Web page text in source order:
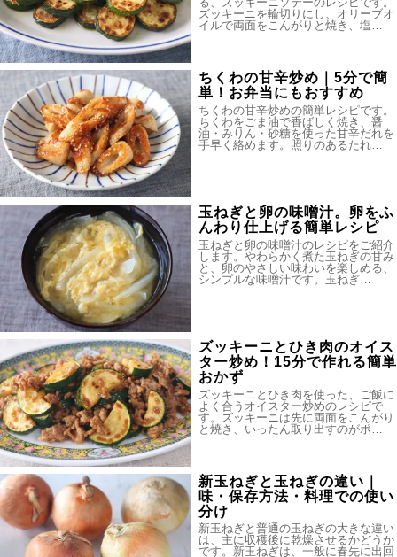
ズッキーニを輪切りにし、オリーブオ
イルで両面をこんがりと焼き、塩…
ちくわの甘辛炒め｜5分で簡
単！お弁当にもおすすめ
ちくわの甘辛炒めの簡単レシピです。
ちくわをごま油で香ばしく焼き、醤
油・みりん・砂糖を使った甘辛だれを
手早く絡めます。照りのあるたれ…
玉ねぎと卵の味噌汁。卵をふ
んわり仕上げる簡単レシピ
玉ねぎと卵の味噌汁のレシピをご紹介
します。やわらかく煮た玉ねぎの甘み
と、卵のやさしい味わいを楽しめる、
シンプルな味噌汁です。玉ねぎ…
ズッキーニとひき肉のオイス
ター炒め！15分で作れる簡単
おかず
ズッキーニとひき肉を使った、ご飯に
よく合うオイスター炒めのレシピで
す。ズッキーニは先に両面をこんがり
と焼き、いったん取り出すのがポ…
新玉ねぎと玉ねぎの違い｜
味・保存方法・料理での使い
分け
新玉ねぎと普通の玉ねぎの大きな違い
は、主に収穫後に乾燥させるかどうか
です。新玉ねぎは、一般に春先に出回